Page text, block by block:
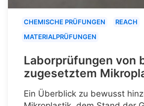
CHEMISCHE PRÜFUNGEN
REACH
MATERIALPRÜFUNGEN
Laborprüfungen von
zugesetztem
Ein Überblick zu bewusst